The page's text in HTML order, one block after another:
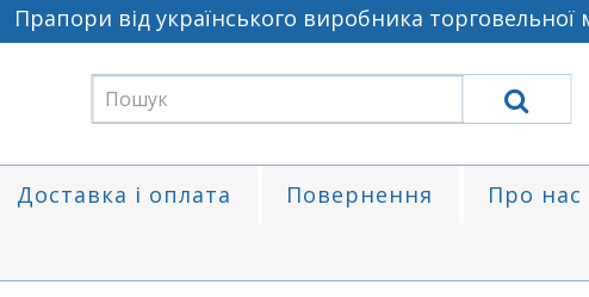
Прапори від українського виробника торговельної
Доставка і оплата Повернення Про нас